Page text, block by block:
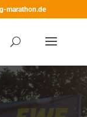
marathon.de